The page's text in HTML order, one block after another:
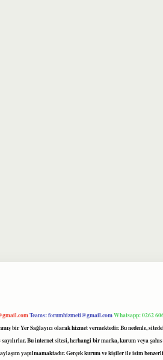
Teams:forumhizmeti@gmail.comWhatsapp: 0262
bir Yer Sağlayıcı olarak hizmet vermektedir. Bu nedenle,
Bu internet sitesi, herhangi bir marka, kurum veya
yapılmamaktadır. Gerçek kurum ve kişiler ile isim